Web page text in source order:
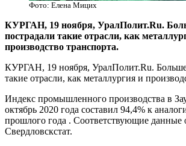
Фото: Елена Мицих
​КУРГАН, 19 ноября, УралПолит.Ru.
пострадали такие отрасли, как
производство транспорта.
КУРГАН, 19 ноября, УралПолит.Ru. Больше
такие отрасли, как металлургия и
Индекс промышленного производства в
октябрь 2020 года составил 94,4% к
прошлого года . Соответствующие данные
Свердловскстат.